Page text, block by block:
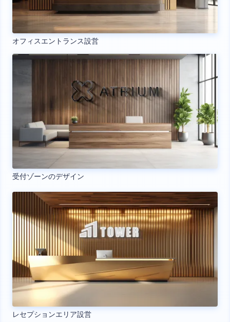
オフィスエントランス設営
受付ゾーンのデザイン
レセプションエリア設営